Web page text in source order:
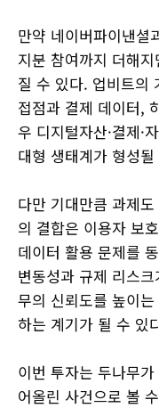
만약 네이버파이낸셜
지분 참여까지 더해
질 수 있다. 업비트의
접점과 결제 데이터,
우 디지털자산·결제·
대형 생태계가 형성
다만 기대만큼 과제
의 결합은 이용자 보
데이터 활용 문제를
변동성과 규제 리스
무의 신뢰도를 높이
하는 계기가 될 수 있
이번 투자는 두나무
어올린 사건으로 볼